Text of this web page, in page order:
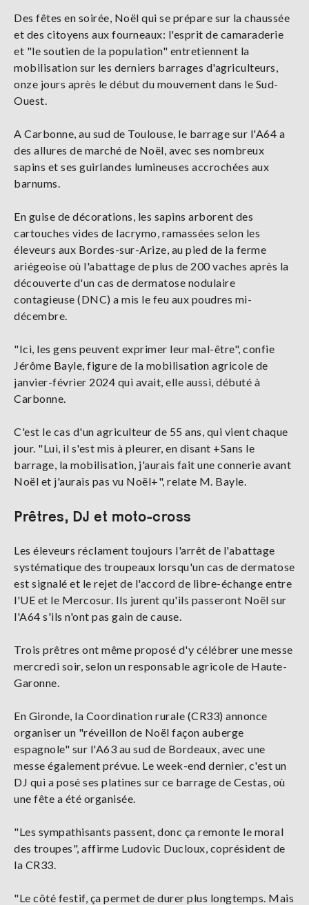
Des fêtes en soirée, Noël qui se prépare sur la chaussée
et des citoyens aux fourneaux: l'esprit de camaraderie
et "le soutien de la population" entretiennent la
mobilisation sur les derniers barrages d'agriculteurs,
onze jours après le début du mouvement dans le Sud-
Ouest.
A Carbonne, au sud de Toulouse, le barrage sur l'A64 a
des allures de marché de Noël, avec ses nombreux
sapins et ses guirlandes lumineuses accrochées aux
barnums.
En guise de décorations, les sapins arborent des
cartouches vides de lacrymo, ramassées selon les
éleveurs aux Bordes-sur-Arize, au pied de la ferme
ariégeoise où l'abattage de plus de 200 vaches après la
découverte d'un cas de dermatose nodulaire
contagieuse (DNC) a mis le feu aux poudres mi-
décembre.
"Ici, les gens peuvent exprimer leur mal-être", confie
Jérôme Bayle, figure de la mobilisation agricole de
janvier-février 2024 qui avait, elle aussi, débuté à
Carbonne.
C'est le cas d'un agriculteur de 55 ans, qui vient chaque
jour. "Lui, il s'est mis à pleurer, en disant +Sans le
barrage, la mobilisation, j'aurais fait une connerie avant
Noël et j'aurais pas vu Noël+", relate M. Bayle.
Prêtres, DJ et moto-cross
Les éleveurs réclament toujours l'arrêt de l'abattage
systématique des troupeaux lorsqu'un cas de dermatose
est signalé et le rejet de l'accord de libre-échange entre
l'UE et le Mercosur. Ils jurent qu'ils passeront Noël sur
l'A64 s'ils n'ont pas gain de cause.
Trois prêtres ont même proposé d'y célébrer une messe
mercredi soir, selon un responsable agricole de Haute-
Garonne.
En Gironde, la Coordination rurale (CR33) annonce
organiser un "réveillon de Noël façon auberge
espagnole" sur l'A63 au sud de Bordeaux, avec une
messe également prévue. Le week-end dernier, c'est un
DJ qui a posé ses platines sur ce barrage de Cestas, où
une fête a été organisée.
"Les sympathisants passent, donc ça remonte le moral
des troupes", affirme Ludovic Ducloux, coprésident de
la CR33.
"Le côté festif, ça permet de durer plus longtemps. Mais